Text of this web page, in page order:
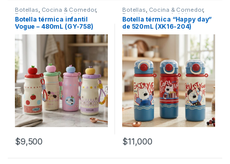
Botellas, Cocina & Comedor,
Recipientes para bebidas y
líquidos
Botella térmica infantil
Vogue – 480mL (GY-758)
$9,500
Botellas, Cocina & Comedor,
Recipientes para bebidas y
líquidos
Botella térmica “Happy day”
de 520mL (XK16-204)
$11,000